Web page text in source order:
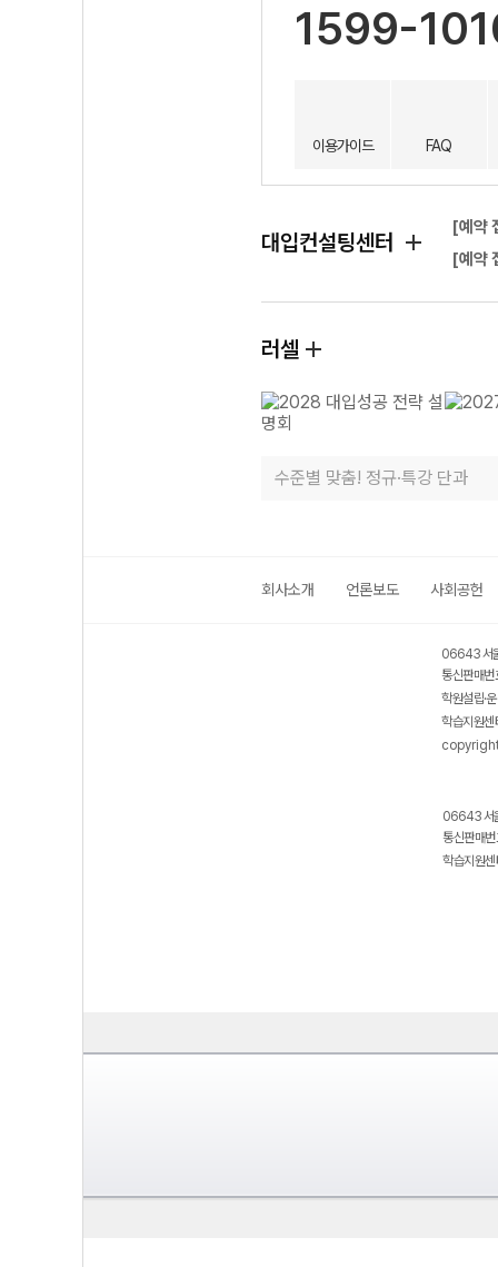
1599-
이용가이드 FAQ
대입컨설팅센터
[예약
[예약
러셀
수준별 맞춤! 정규·특강 단과
회사소개 언론보도 사회공헌
06643 서
통신판매
학원설립·
학습지원
06643 서
통신판매
학습지원